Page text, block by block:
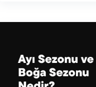
piyasalarda denge aracı
zamanda hızlı ve düşük